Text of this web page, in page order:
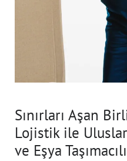
Sınırları Aşan
Lojistik ile
ve Eşya